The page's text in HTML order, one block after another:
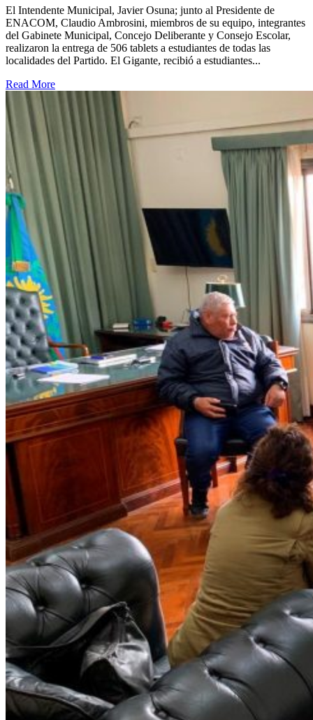
El Intendente Municipal, Javier Osuna; junto al Presidente de
ENACOM, Claudio Ambrosini, miembros de su equipo, integrantes
del Gabinete Municipal, Concejo Deliberante y Consejo Escolar,
realizaron la entrega de 506 tablets a estudiantes de todas las
localidades del Partido. El Gigante, recibió a estudiantes...
Read More